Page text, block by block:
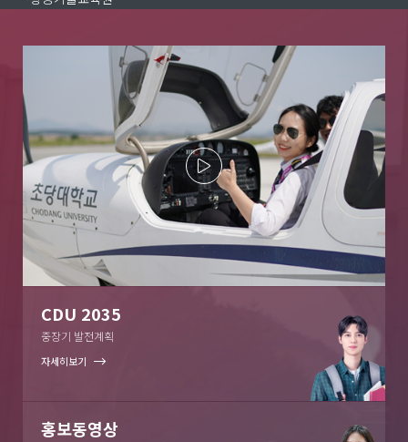
CDU 2035
중장기 발전계획
자세히보기
홍보동영상